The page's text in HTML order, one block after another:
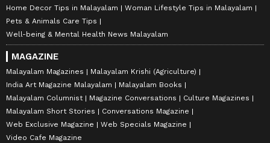
Home Decor Tips in Malayalam
Woman Lifestyle Tips in Malayalam
Pets & Animals Care Tips
Well-being & Mental Health News Malayalam
MAGAZINE
Malayalam Magazines
Malayalam Krishi (Agriculture)
India Art Magazine Malayalam
Malayalam Books
Malayalam Columnist
Magazine Conversations
Culture Magazines
Malayalam Short Stories
Conversations Magazine
Web Exclusive Magazine
Web Specials Magazine
Video Cafe Magazine